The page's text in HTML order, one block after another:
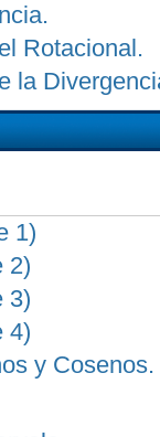
Rotacional.
la
1)
2)
3)
4)
y Cosenos.